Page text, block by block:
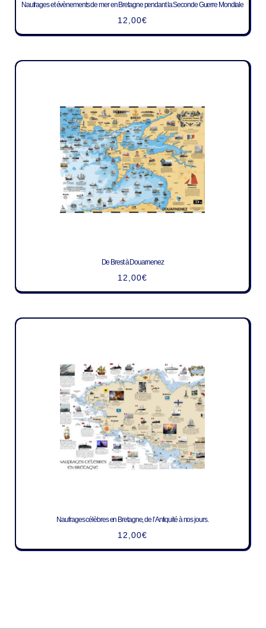
Naufrages et évènements de mer en Bretagne pendant la Seconde Guerre Mondiale
12,00€
De Brest à Douarnenez
12,00€
Naufrages célèbres en Bretagne, de l’Antiquité à nos jours.
12,00€